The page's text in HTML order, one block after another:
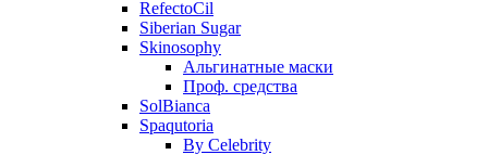
RefectoCil
Siberian Sugar
Skinosophy
Альгинатные маски
Проф. средства
SolBianca
Spaqutoria
By Celebrity